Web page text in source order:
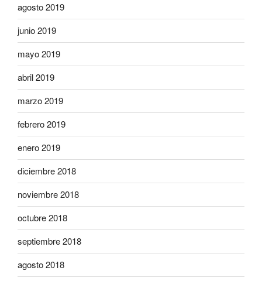
agosto 2019
junio 2019
mayo 2019
abril 2019
marzo 2019
febrero 2019
enero 2019
diciembre 2018
noviembre 2018
octubre 2018
septiembre 2018
agosto 2018